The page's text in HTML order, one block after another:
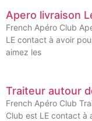
Apero livraison
French Apéro Club
LE contact à avoir
aimez les
Traiteur autour
French Apéro Club
Club est LE contact à